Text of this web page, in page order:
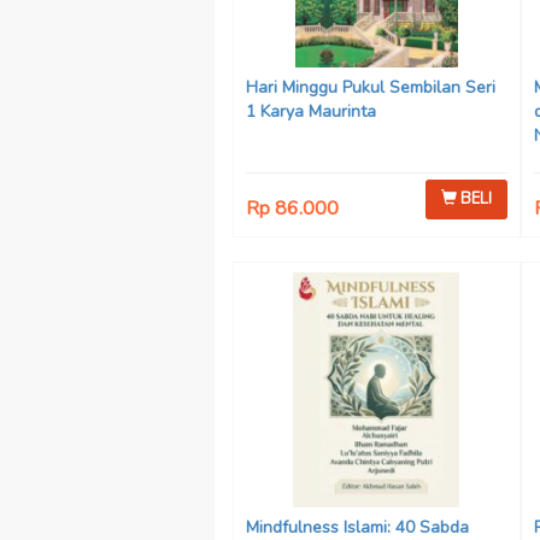
Hari Minggu Pukul Sembilan Seri
1 Karya Maurinta
Rp 86.000 BELI
Mindfulness Islami: 40 Sabda